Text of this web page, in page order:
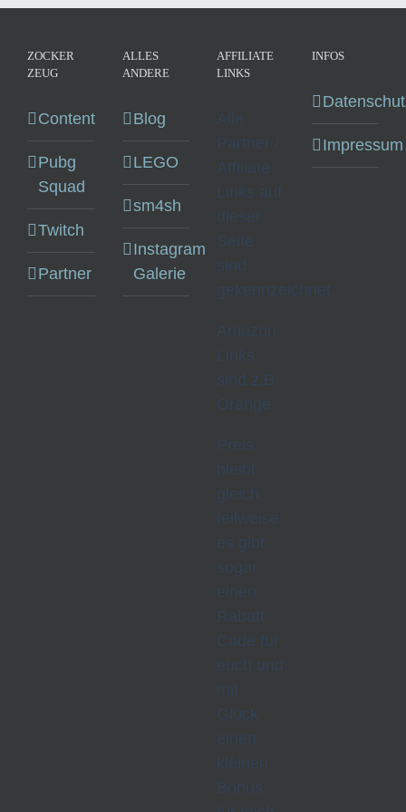
ZOCKER
ZEUG
Content
Pubg
Squad
Twitch
Partner
ALLES
ANDERE
Blog
LEGO
sm4sh
Instagram
Galerie
AFFILIATE
LINKS
Alle
Partner /
Affiliate
Links auf
dieser
Seite
sind
gekennzeichnet.
Amazon
Links
sind z.B.
Orange.
Preis
bleibt
gleich,
teilweise
es gibt
sogar
einen
Rabatt
Code für
euch und
mit
Glück
einen
kleinen
Bonus
INFOS
Impressum